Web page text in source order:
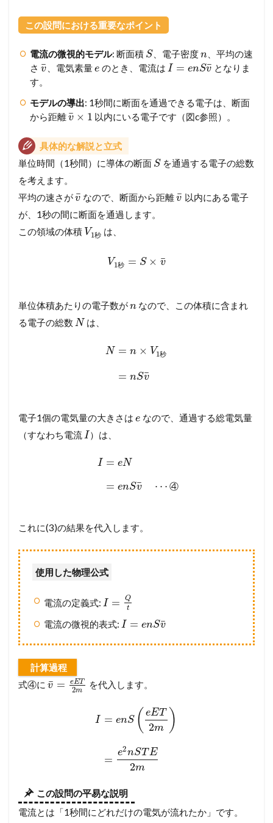
この設問における重要なポイント
電流の微視的モデル: 断面積 S、電子密度n、平均の速
さ v
¯ 、電気素量e のとき、電流は I = enSv
¯ となりま
す。
モデルの導出: 1秒間に断面を通過できる電子は、断面
から距離v
¯ × 1 以内にいる電子です（図c参照）。
具体的な解説と立式
単位時間（1秒間）に導体の断面 S を通過する電子の総数
を考えます。
平均の速さがv
¯ なので、断面から距離v
¯ 以内にある電子
が、1秒の間に断面を通過します。
この領域の体積 V1秒 は、
V1秒 = S × v
¯
単位体積あたりの電子数がn なので、この体積に含まれ
る電子の総数 N は、
N = n × V1秒
= nSv
¯
電子1個の電気量の大きさは e なので、通過する総電気量
（すなわち電流 I ）は、
I = eN
= enSv
¯ ⋯ ④
これに(3)の結果を代入します。
使用した物理公式
電流の定義式: I =
Q
t
電流の微視的表式: I = enSv
¯
計算過程
式④に v
¯ = eET
2m
を代入します。
I = enS ( eET
2m )
=
e2nST E
2m
この設問の平易な説明
電流とは「1秒間にどれだけの電気が流れたか」です。